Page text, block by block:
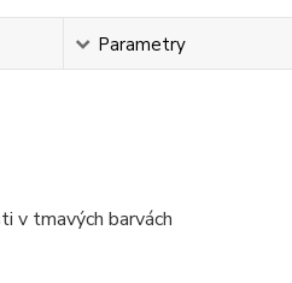
Parametry
v tmavých barvách